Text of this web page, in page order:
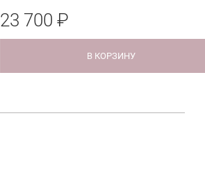
23 700 ₽
В КОРЗИНУ